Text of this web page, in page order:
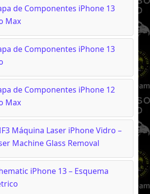
de Componentes iPhone 13
Max
de Componentes iPhone 13
de Componentes iPhone 12
Max
Máquina Laser iPhone Vidro –
Machine Glass Removal
iPhone 13 – Esquema